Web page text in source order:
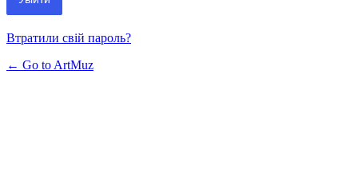
Втратили свій пароль?
← Go to ArtMuz